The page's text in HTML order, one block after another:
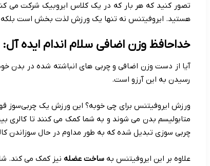
تصور کنید که هر بار که در یک کلاس ایروبیک شرکت می
هستید. ایروفیتنس نه تنها یک ورزش لذت بخش است
خداحافظ وزن اضافی سلام اندام ایده
آیا از دست وزن اضافی و چربی های انباشته شده در بدن
رسیدن به این آرزو است.
ورزش ایروفیتنس برای چی خوبه؟ این ورزش یک چربی‌سوز
متابولیسم بدن می شوند و به شما کمک می کنند تا کالری
چربی سوزی تبدیل شده که به طور مداوم در حال سوزاندن
علاوه بر این ایروفیتنس بهساخت عضله نیز کمک می کند.